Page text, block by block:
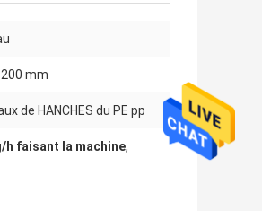
mm
de HANCHES du PE pp
h faisant la machine,